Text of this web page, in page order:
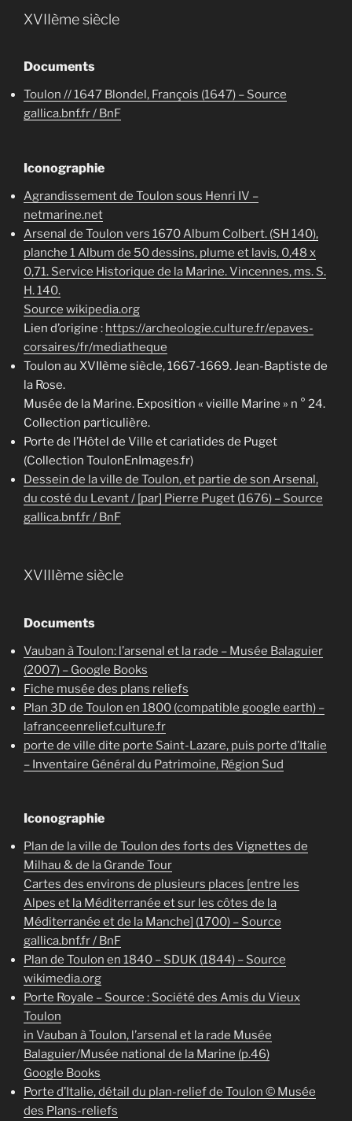
XVIIème siècle
Documents
Toulon // 1647 Blondel, François (1647) – Source
gallica.bnf.fr / BnF
Iconographie
Agrandissement de Toulon sous Henri IV –
netmarine.net
Arsenal de Toulon vers 1670 Album Colbert. (SH 140),
planche 1 Album de 50 dessins, plume et lavis, 0,48 x
0,71. Service Historique de la Marine. Vincennes, ms. S.
H. 140.
Source wikipedia.org
Lien d’origine : https://archeologie.culture.fr/epaves-
corsaires/fr/mediatheque
Toulon au XVIIème siècle, 1667-1669. Jean-Baptiste de
la Rose.
Musée de la Marine. Exposition « vieille Marine » n ° 24.
Collection particulière.
Porte de l’Hôtel de Ville et cariatides de Puget
(Collection ToulonEnImages.fr)
Dessein de la ville de Toulon, et partie de son Arsenal,
du costé du Levant / [par] Pierre Puget (1676) – Source
gallica.bnf.fr / BnF
XVIIIème siècle
Documents
Vauban à Toulon: l’arsenal et la rade – Musée Balaguier
(2007) – Google Books
Fiche musée des plans reliefs
Plan 3D de Toulon en 1800 (compatible google earth) –
lafranceenrelief.culture.fr
porte de ville dite porte Saint-Lazare, puis porte d’Italie
– Inventaire Général du Patrimoine, Région Sud
Iconographie
Plan de la ville de Toulon des forts des Vignettes de
Milhau & de la Grande Tour
Cartes des environs de plusieurs places [entre les
Alpes et la Méditerranée et sur les côtes de la
Méditerranée et de la Manche] (1700) – Source
gallica.bnf.fr / BnF
Plan de Toulon en 1840 – SDUK (1844) – Source
wikimedia.org
Porte Royale – Source : Société des Amis du Vieux
Toulon
in Vauban à Toulon, l’arsenal et la rade Musée
Balaguier/Musée national de la Marine (p.46)
Google Books
Porte d’Italie, détail du plan-relief de Toulon © Musée
des Plans-reliefs